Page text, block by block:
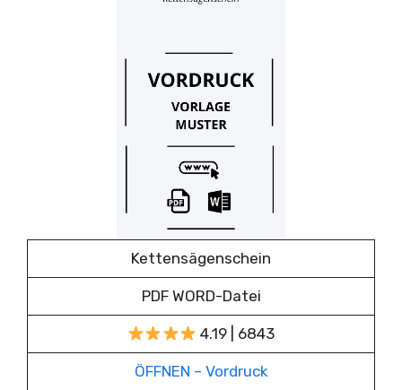
Kettensägenschein
PDF WORD-Datei
4.19 | 6843
ÖFFNEN – Vordruck